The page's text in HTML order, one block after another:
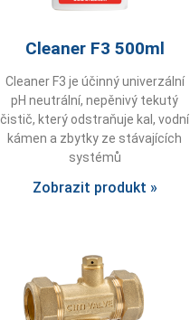
Cleaner F3 500ml
Cleaner F3 je účinný univerzální
pH neutrální, nepěnivý tekutý
čistič, který odstraňuje kal, vodní
kámen a zbytky ze stávajících
systémů
Zobrazit produkt »